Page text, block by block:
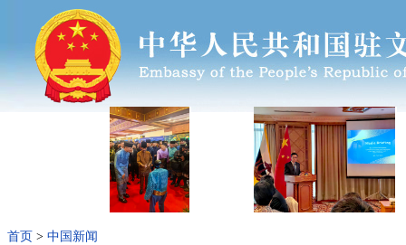
首页 > 中国新闻